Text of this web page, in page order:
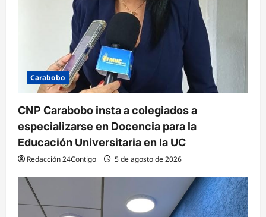
Carabobo
CNP Carabobo insta a colegiados a
especializarse en Docencia para la
Educación Universitaria en la UC
Redacción 24Contigo 5 de agosto de 2026